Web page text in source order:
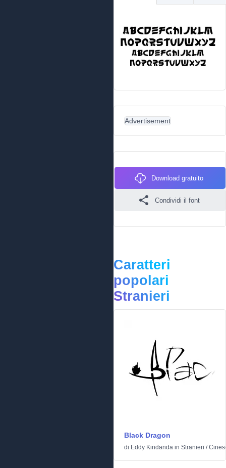
Advertisement
Download gratuito
Condividi il font
Caratteri
popolari
Stranieri
Black Dragon
di Eddy Kindanda in Stranieri /